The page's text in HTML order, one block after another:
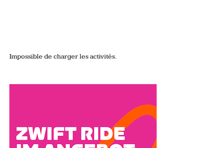
Impossible de charger les activités.